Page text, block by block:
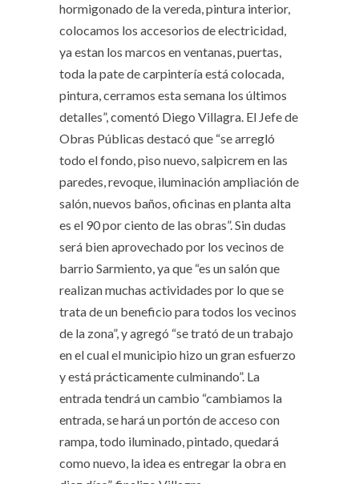
hormigonado de la vereda, pintura interior,
colocamos los accesorios de electricidad,
ya estan los marcos en ventanas, puertas,
toda la pate de carpintería está colocada,
pintura, cerramos esta semana los últimos
detalles”, comentó Diego Villagra. El Jefe de
Obras Públicas destacó que “se arregló
todo el fondo, piso nuevo, salpicrem en las
paredes, revoque, iluminación ampliación de
salón, nuevos baños, oficinas en planta alta
es el 90 por ciento de las obras”. Sin dudas
será bien aprovechado por los vecinos de
barrio Sarmiento, ya que “es un salón que
realizan muchas actividades por lo que se
trata de un beneficio para todos los vecinos
de la zona”, y agregó “se trató de un trabajo
en el cual el municipio hizo un gran esfuerzo
y está prácticamente culminando”. La
entrada tendrá un cambio “cambiamos la
entrada, se hará un portón de acceso con
rampa, todo iluminado, pintado, quedará
como nuevo, la idea es entregar la obra en